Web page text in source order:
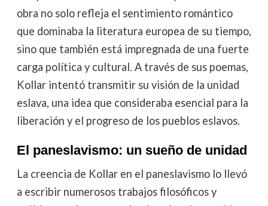
obra no solo refleja el sentimiento romántico
que dominaba la literatura europea de su tiempo,
sino que también está impregnada de una fuerte
carga política y cultural. A través de sus poemas,
Kollar intentó transmitir su visión de la unidad
eslava, una idea que consideraba esencial para la
liberación y el progreso de los pueblos eslavos.
El paneslavismo: un sueño de unidad
La creencia de Kollar en el paneslavismo lo llevó
a escribir numerosos trabajos filosóficos y